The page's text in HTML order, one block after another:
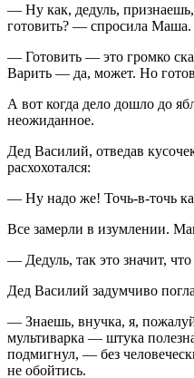
— Ну как, дедуль,
готовить? — спросила Маша.
— Готовить — это громко
Варить — да, может. Но
А вот когда дело дошло до
неожиданное.
Дед Василий, отведав
расхохотался:
— Ну надо же! Точь-в-точь
Все замерли в изумлении.
— Дедуль, так это значит,
Дед Василий задумчиво
— Знаешь, внучка, я,
мультиварка — штука
подмигнул, — без
не обойтись.